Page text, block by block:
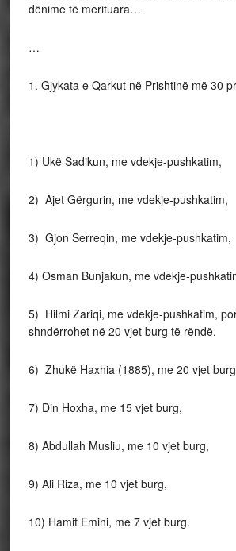
dënime të merituara…
…
1. Gjykata e Qarkut në Prishtinë më 30
1) Ukë Sadikun, me vdekje-pushkatim,
2) Ajet Gërgurin, me vdekje-pushkatim,
3) Gjon Serreqin, me vdekje-pushkatim,
4) Osman Bunjakun, me vdekje-
5) Hilmi Zariqi, me vdekje-pushkatim,
shndërrohet në 20 vjet burg të rëndë,
6) Zhukë Haxhia (1885), me 20 vjet
7) Din Hoxha, me 15 vjet burg,
8) Abdullah Musliu, me 10 vjet burg,
9) Ali Riza, me 10 vjet burg,
10) Hamit Emini, me 7 vjet burg.